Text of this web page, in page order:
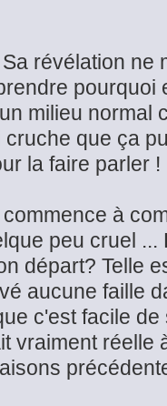
révélation ne
milieu normal
que ça
la faire parler !
à
peu cruel
départ? Telle
aucune faille
c'est facile
vraiment réelle